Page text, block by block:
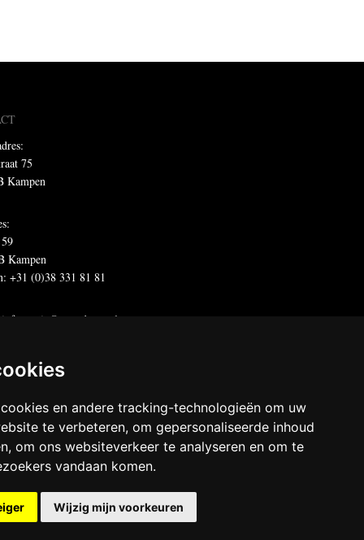
en andere tracking-technologieën om uw
te verbeteren, om gepersonaliseerde inhoud
om ons websiteverkeer te analyseren en om te
vandaan komen.
Wijzig mijn voorkeuren
75
Kampen
Kampen
+31 (0)38 331 81 81
informatie@metadecor.nl
voorbehouden